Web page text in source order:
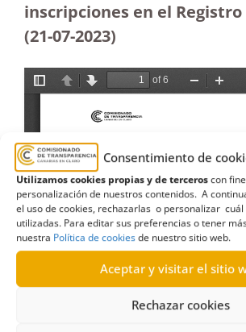
Consentimiento de
Utilizamos cookies propias y de terceroscon
personalización de nuestros contenidos. A
el uso de cookies, rechazarlas o personalizar
utilizadas. Para editar sus preferencias o tener
nuestra Política de cookiesde nuestro sitio web.
Aceptar y visitar el sitio
Rechazar cookies
inscripciones en el Registro
(21-07-2023)